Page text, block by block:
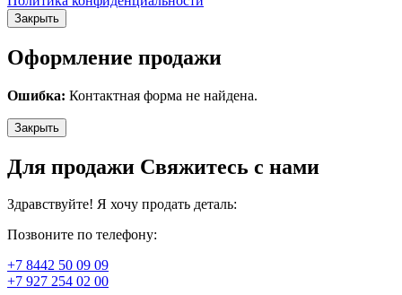
Закрыть
Оформление продажи
Ошибка: Контактная форма не найдена.
Закрыть
Для продажи Свяжитесь с нами
Здравствуйте! Я хочу продать деталь:
Позвоните по телефону:
+7 8442 50 09 09
+7 927 254 02 00